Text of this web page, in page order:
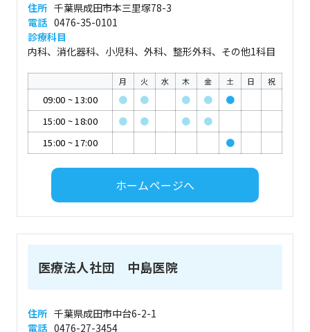
住所 千葉県成田市本三里塚78-3
電話 0476-35-0101
診療科目
内科、消化器科、小児科、外科、整形外科、その他1科目
月 火 水 木 金 土 日 祝
09:00 ~13:00 ● ● ● ●
●
15:00 ~18:00 ● ● ●
●
15:00 ~17:00 ●
ホームページへ
医療法人社団 中島医院
住所 千葉県成田市中台6-2-1
電話 0476-27-3454